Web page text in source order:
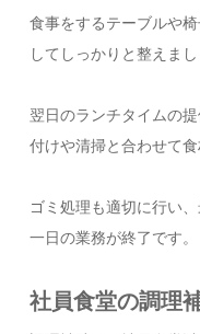
食事をするテーブルや
してしっかりと整えまし
翌日のランチタイムの
付けや清掃と合わせて食
ゴミ処理も適切に行い
一日の業務が終了です。
社員食堂の調理